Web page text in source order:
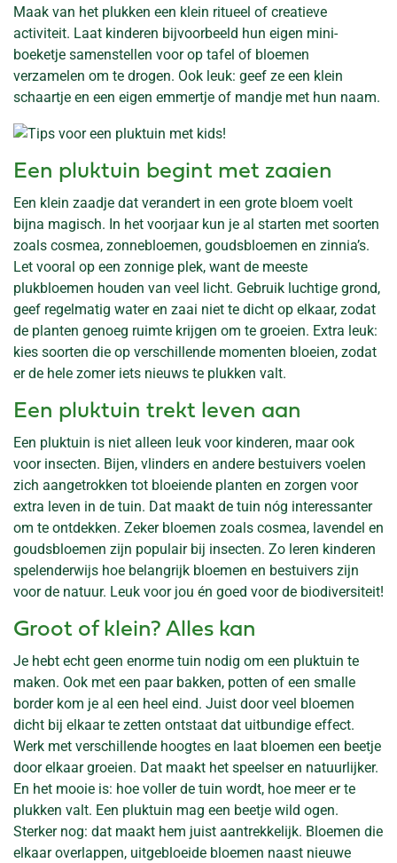
Maak van het plukken een klein ritueel of creatieve
activiteit. Laat kinderen bijvoorbeeld hun eigen mini-
boeketje samenstellen voor op tafel of bloemen
verzamelen om te drogen. Ook leuk: geef ze een klein
schaartje en een eigen emmertje of mandje met hun naam.
Een pluktuin begint met zaaien
Een klein zaadje dat verandert in een grote bloem voelt
bijna magisch. In het voorjaar kun je al starten met soorten
zoals cosmea, zonnebloemen, goudsbloemen en zinnia’s.
Let vooral op een zonnige plek, want de meeste
plukbloemen houden van veel licht. Gebruik luchtige grond,
geef regelmatig water en zaai niet te dicht op elkaar, zodat
de planten genoeg ruimte krijgen om te groeien. Extra leuk:
kies soorten die op verschillende momenten bloeien, zodat
er de hele zomer iets nieuws te plukken valt.
Een pluktuin trekt leven aan
Een pluktuin is niet alleen leuk voor kinderen, maar ook
voor insecten. Bijen, vlinders en andere bestuivers voelen
zich aangetrokken tot bloeiende planten en zorgen voor
extra leven in de tuin. Dat maakt de tuin nóg interessanter
om te ontdekken. Zeker bloemen zoals cosmea, lavendel en
goudsbloemen zijn populair bij insecten. Zo leren kinderen
spelenderwijs hoe belangrijk bloemen en bestuivers zijn
voor de natuur. Leuk voor jou én goed voor de biodiversiteit!
Groot of klein? Alles kan
Je hebt echt geen enorme tuin nodig om een pluktuin te
maken. Ook met een paar bakken, potten of een smalle
border kom je al een heel eind. Juist door veel bloemen
dicht bij elkaar te zetten ontstaat dat uitbundige effect.
Werk met verschillende hoogtes en laat bloemen een beetje
door elkaar groeien. Dat maakt het speelser en natuurlijker.
En het mooie is: hoe voller de tuin wordt, hoe meer er te
plukken valt. Een pluktuin mag een beetje wild ogen.
Sterker nog: dat maakt hem juist aantrekkelijk. Bloemen die
elkaar overlappen, uitgebloeide bloemen naast nieuwe